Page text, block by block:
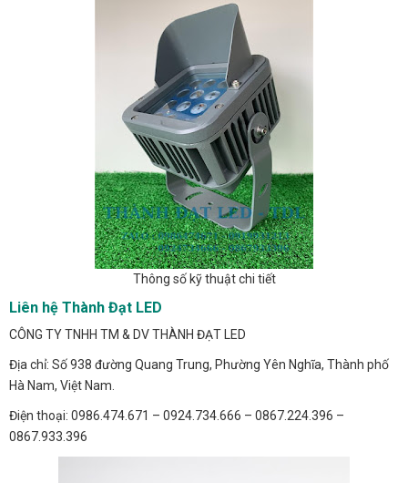
Thông số kỹ thuật chi tiết
Liên hệ Thành Đạt LED
CÔNG TY TNHH TM & DV THÀNH ĐẠT LED
Địa chỉ: Số 938 đường Quang Trung, Phường Yên Nghĩa, Thành phố
Hà Nam, Việt Nam.
Điện thoại: 0986.474.671 – 0924.734.666 – 0867.224.396 –
0867.933.396